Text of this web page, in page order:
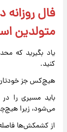
متولدین
یاد بگیرید که
کنید.
هیچ‌کس جز خودتان
باید مسیری را
می‌شود، زیرا
از کشمکش‌ها فاصله